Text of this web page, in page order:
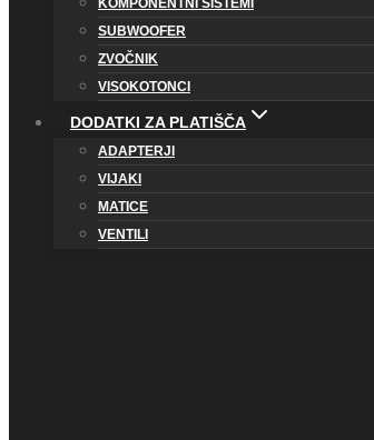
KOMPONENTNI SISTEMI
SUBWOOFER
ZVOČNIK
VISOKOTONCI
DODATKI ZA PLATIŠČA
ADAPTERJI
VIJAKI
MATICE
VENTILI